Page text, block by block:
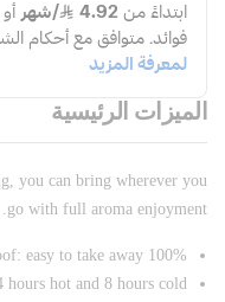
الميزات الرئيسية
you can bring wherever you
go with full aroma enjoyment.
100% Leak-proof: easy to take away
hot and 8 hours cold